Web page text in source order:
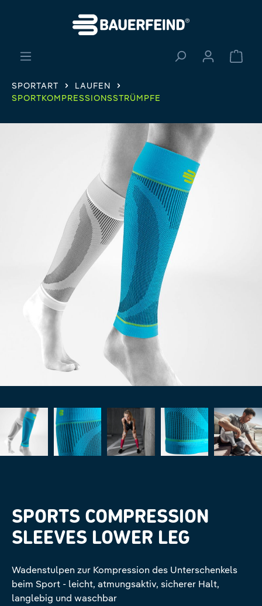
SPORTART
LAUFEN
SPORTKOMPRESSIONSSTRÜMPFE
SPORTS COMPRESSION
SLEEVES LOWER LEG
Wadenstulpen zur Kompression des Unterschenkels
beim Sport - leicht, atmungsaktiv, sicherer Halt,
langlebig und waschbar